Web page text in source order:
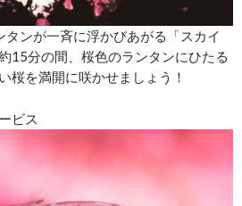
ンが一斉に浮かびあがる「スカイ
15分の間、桜色のランタンにひたる
桜を満開に咲かせましょう！
ビス